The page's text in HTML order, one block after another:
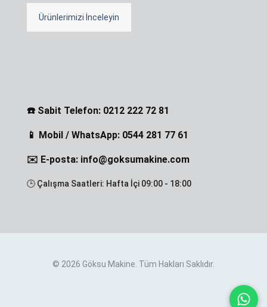
Ürünlerimizi İnceleyin
☎️ Sabit Telefon: 0212 222 72 81
📱 Mobil / WhatsApp: 0544 281 77 61
✉️ E-posta: info@goksumakine.com
🕒 Çalışma Saatleri: Hafta İçi 09:00 - 18:00